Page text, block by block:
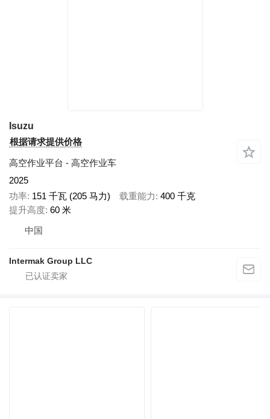
Isuzu
根据请求提供价格
高空作业平台 - 高空作业车
2025
功率 151 千瓦 (205 马力) 载重能力 400 千克
提升高度 60 米
中国
Intermak Group LLC